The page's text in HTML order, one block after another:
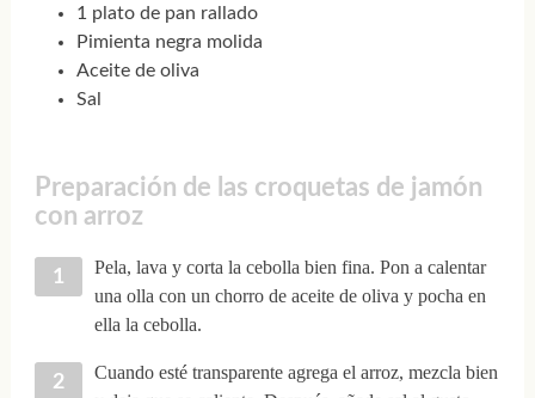
1 plato de pan rallado
Pimienta negra molida
Aceite de oliva
Sal
Preparación de las croquetas de jamón
con arroz
Pela, lava y corta la cebolla bien fina. Pon a calentar
una olla con un chorro de aceite de oliva y pocha en
ella la cebolla.
Cuando esté transparente agrega el arroz, mezcla bien